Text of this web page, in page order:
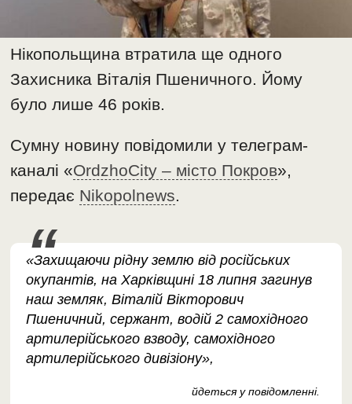
Нікопольщина втратила ще одного
Захисника Віталія Пшеничного. Йому
було лише 46 років.
Сумну новину повідомили у телеграм-
каналі «OrdzhoCity – місто Покров»,
передає Nikopolnews.
«Захищаючи рідну землю від російських
окупантів, на Харківщині 18 липня загинув
наш земляк, Віталій Вікторович
Пшеничний, сержант, водій 2 самохідного
артилерійського взводу, самохідного
артилерійського дивізіону»,
йдеться у повідомленні.